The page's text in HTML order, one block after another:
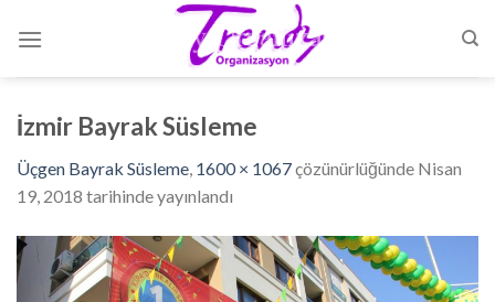
İzmir Bayrak Süsleme
Üçgen Bayrak Süsleme, 1600 × 1067çözünürlüğünde Nisan
19, 2018 tarihinde yayınlandı